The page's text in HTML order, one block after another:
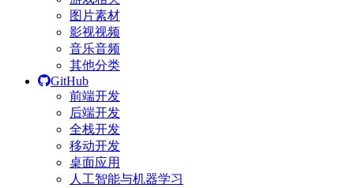
图片素材
影视视频
音乐音频
其他分类
GitHub
前端开发
后端开发
全栈开发
移动开发
桌面应用
人工智能与机器学习